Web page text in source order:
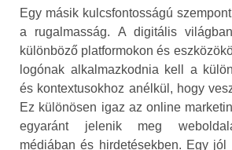
Egy másik kulcsfontosságú
a rugalmasság. A digitális
különböző platformokon és
logónak alkalmazkodnia kell a
és kontextusokhoz anélkül, hogy
Ez különösen igaz az online
egyaránt jelenik meg
médiában és hirdetésekben. Egy jól